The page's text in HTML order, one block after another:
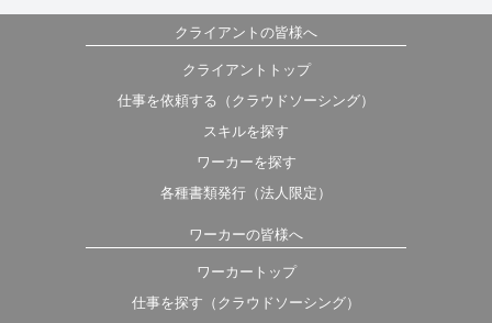
クライアントの皆様へ
クライアントトップ
仕事を依頼する（クラウドソーシング）
スキルを探す
ワーカーを探す
各種書類発行（法人限定）
ワーカーの皆様へ
ワーカートップ
仕事を探す（クラウドソーシング）